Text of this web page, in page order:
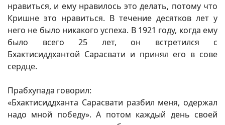
нравиться, и ему нравилось это делать, потому что
Кришне это нравиться. В течение десятков лет у
него не было никакого успеха. В 1921 году, когда ему
было всего 25 лет, он встретился с
Бхактисиддхантой Сарасвати и принял его в сове
сердце.
Прабхупада говорил:
«Бхактисиддханта Сарасвати разбил меня, одержал
надо мной победу». А потом каждый день своей